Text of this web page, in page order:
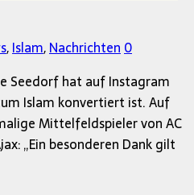
,Islam,Nachrichten 0
Seedorf hat auf Instagram
Islam konvertiert ist. Auf
Mittelfeldspieler von AC
„Ein besonderen Dank gilt